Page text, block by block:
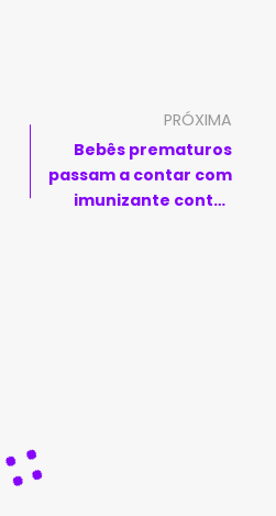
PRÓXIMA
Bebês prematuros
passam a contar com
imunizante contra